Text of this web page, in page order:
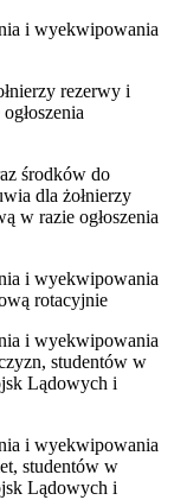
i wyekwipowania
rezerwy i
środków do
dla żołnierzy
w razie ogłoszenia
i wyekwipowania
rotacyjnie
i wyekwipowania
studentów w
Lądowych i
i wyekwipowania
studentów w
Lądowych i